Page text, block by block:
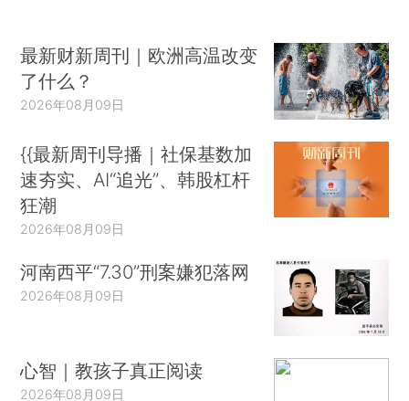
最新财新周刊｜欧洲高温改变
了什么？
2026年08月09日
{{最新周刊导播｜社保基数加
速夯实、AI“追光”、韩股杠杆
狂潮
2026年08月09日
河南西平“7.30”刑案嫌犯落网
2026年08月09日
心智｜教孩子真正阅读
2026年08月09日